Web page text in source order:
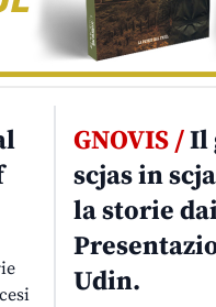
GNOVIS /Il
scjas in
la storie
Udin.